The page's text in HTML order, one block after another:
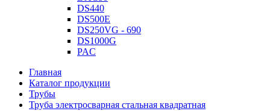
DS440
DS500E
DS250VG - 690
DS1000G
PAC
Главная
Каталог продукции
Трубы
Труба электросварная стальная квадратная